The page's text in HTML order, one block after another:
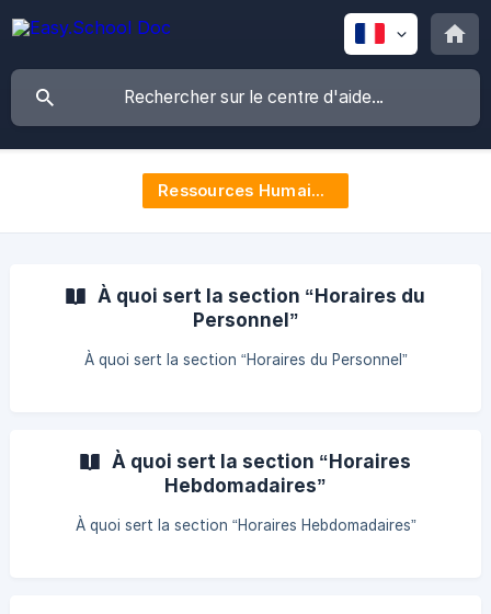
Ressources Humaines
À quoi sert la section “Horaires du
Personnel”
À quoi sert la section “Horaires du Personnel”
À quoi sert la section “Horaires
Hebdomadaires”
À quoi sert la section “Horaires Hebdomadaires”